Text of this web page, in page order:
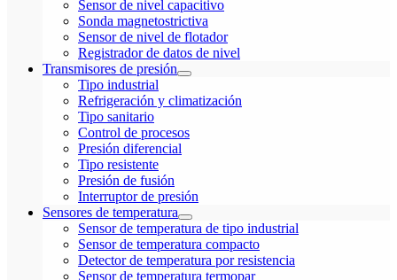
Sensor de nivel capacitivo
Sonda magnetostrictiva
Sensor de nivel de flotador
Registrador de datos de nivel
Transmisores de presión
Tipo industrial
Refrigeración y climatización
Tipo sanitario
Control de procesos
Presión diferencial
Tipo resistente
Presión de fusión
Interruptor de presión
Sensores de temperatura
Sensor de temperatura de tipo industrial
Sensor de temperatura compacto
Detector de temperatura por resistencia
Sensor de temperatura termopar